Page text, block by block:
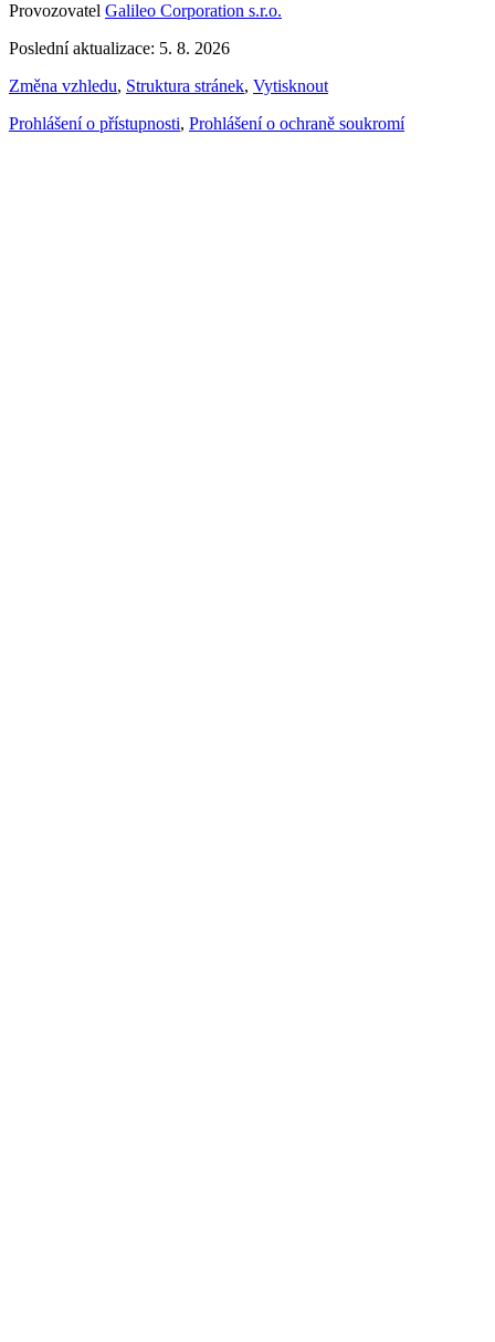
Provozovatel Galileo Corporation s.r.o.
Poslední aktualizace: 5. 8. 2026
Změna vzhledu, Struktura stránek, Vytisknout
Prohlášení o přístupnosti, Prohlášení o ochraně soukromí